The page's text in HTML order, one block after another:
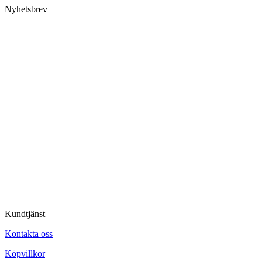
Nyhetsbrev
Kundtjänst
Kontakta oss
Köpvillkor